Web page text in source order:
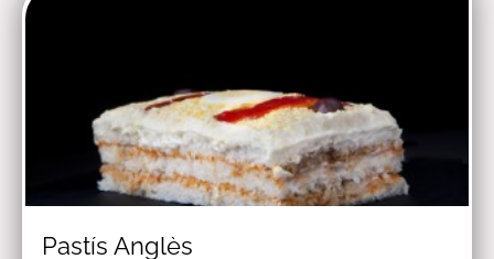
Pastís Anglès